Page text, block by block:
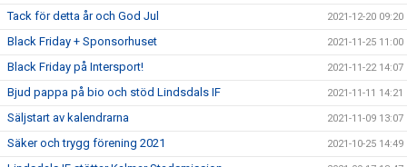
Tack för detta år och God Jul 2021-12-20 09:20
Black Friday + Sponsorhuset 2021-11-25 11:00
Black Friday på Intersport! 2021-11-22 14:07
Bjud pappa på bio och stöd Lindsdals IF 2021-11-11 14:21
Säljstart av kalendrarna 2021-11-09 13:07
Säker och trygg förening 2021 2021-10-25 14:49